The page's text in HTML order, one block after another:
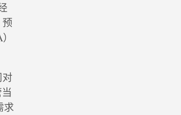
预
对
求